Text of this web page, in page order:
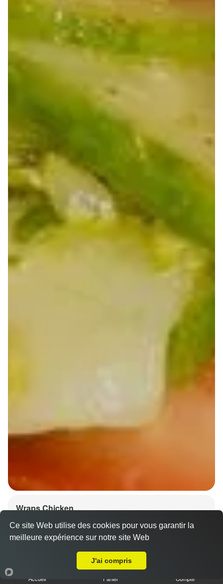
Wraps Chicken
8.50 €
Accueil Panier Compte
Ce site Web utilise des cookies pour vous garantir la
meilleure expérience sur notre site Web
J'ai compris